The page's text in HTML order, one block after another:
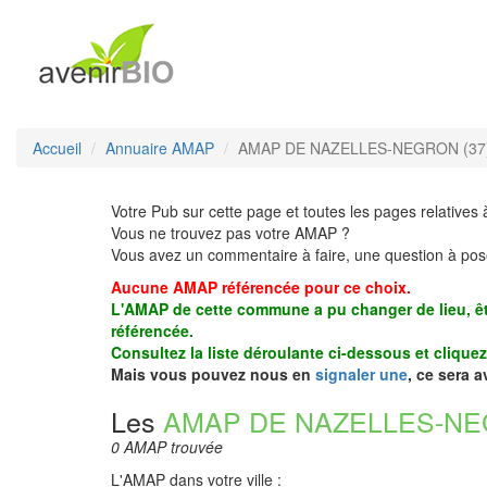
Accueil Annuaire AMAP AMAP DE NAZELLES-NEGRON
Votre Pub sur cette page et toutes les pages relatives
Vous ne trouvez pas votre AMAP ?
Vous avez un commentaire à faire, une question à
Aucune AMAP référencée pour ce choix.
L'AMAP de cette commune a pu changer de lieu,
référencée.
Consultez la liste déroulante ci-dessous et
Mais vous pouvez nous en signaler une, ce sera
Les AMAP DE NAZELLES-
0 AMAP trouvée
L'AMAP dans votre ville :